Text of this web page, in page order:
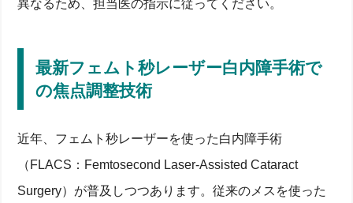
異なるため、担当医の指示に従ってください。
最新フェムト秒レーザー白内障手術で
の焦点調整技術
近年、フェムト秒レーザーを使った白内障手術
（FLACS：Femtosecond Laser-Assisted Cataract
Surgery）が普及しつつあります。従来のメスを使った